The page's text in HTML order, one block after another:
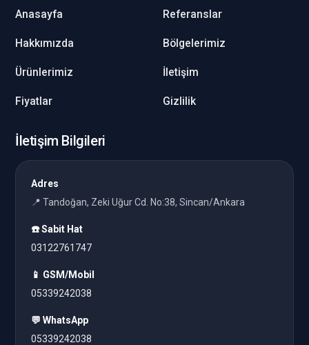
Anasayfa
Hakkımızda
Ürünlerimiz
Fiyatlar
Referanslar
Bölgelerimiz
İletişim
Gizlilik
İletişim Bilgileri
Adres
📍 Tandoğan, Zeki Uğur Cd. No:38, Sincan/Ankara
☎️ Sabit Hat
03122761747
📱 GSM/Mobil
05339242038
💬 WhatsApp
05339242038